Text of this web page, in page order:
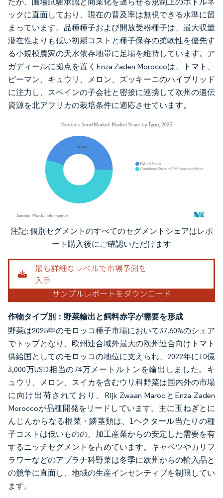
ックに直面しており、現在の普及率は無視できる水準に留
まっています。品種種子および開放受粉種子は、最大収量
潜在性よりも低い初期コストと種子保存の柔軟性を優先す
る小規模農家の天水依存地帯に足場を維持しています。ア
ガディールに拠点を置くEnza Zaden Moroccoは、トマト、
ピーマン、キュウリ、メロン、ズッキーニのハイブリッド
に注力し、スペインの子会社と密接に連携して欧州の遺伝
資源を北アフリカの栽培条件に適応させています。
画像 © Mordor Intelligence。再利用にはCC BY 4.0の表示が必要です。
注記: 個別セグメントのすべてのセグメントシェアはレポ
ート購入後にご確認いただけます
作物タイプ別：野菜輸出と飼料赤字が需要を形成
野菜は2025年のモロッコ種子市場において37.60%のシェア
でトップとなり、欧州連合域外最大の欧州連合向けトマト
供給国としてのモロッコの地位に支えられ、2022年に10億
3,000万USD相当の74万メートルトンを輸出しました。キ
ュウリ、メロン、スイカを含むウリ科野菜は国内外の市場
に向け出荷されており、Rijk Zwaan MarocとEnza Zaden
Moroccoが品種開発をリードしています。主に玉ねぎとに
んじんからなる根菜・鱗茎類は、1ヘクタール当たりの種
子コストは低いものの、加工産業からの安定した需要を有
するニッチセグメントを占めています。キャベツやカリフ
ラワーなどのアブラナ科野菜は冬季に欧州からの輸入品と
の競争に直面し、地域の生産インセンティブを制限してい
ます。